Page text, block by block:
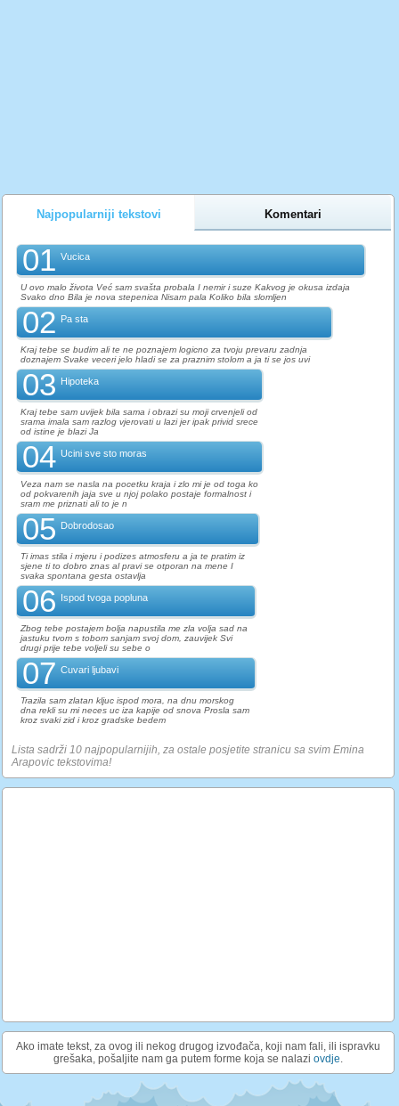
Najpopularniji tekstovi Komentari
01 Vucica
U ovo malo života Već sam svašta probala I nemir i suze Kakvog je okusa izdaja
Svako dno Bila je nova stepenica Nisam pala Koliko bila slomljen
02 Pa sta
Kraj tebe se budim ali te ne poznajem logicno za tvoju prevaru zadnja
doznajem Svake veceri jelo hladi se za praznim stolom a ja ti se jos uvi
03 Hipoteka
Kraj tebe sam uvijek bila sama i obrazi su moji crvenjeli od
srama imala sam razlog vjerovati u lazi jer ipak privid srece
od istine je blazi Ja
04 Ucini sve sto moras
Veza nam se nasla na pocetku kraja i zlo mi je od toga ko
od pokvarenih jaja sve u njoj polako postaje formalnost i
sram me priznati ali to je n
05 Dobrodosao
Ti imas stila i mjeru i podizes atmosferu a ja te pratim iz
sjene ti to dobro znas al pravi se otporan na mene I
svaka spontana gesta ostavlja
06 Ispod tvoga popluna
Zbog tebe postajem bolja napustila me zla volja sad na
jastuku tvom s tobom sanjam svoj dom, zauvijek Svi
drugi prije tebe voljeli su sebe o
07 Cuvari ljubavi
Trazila sam zlatan kljuc ispod mora, na dnu morskog
dna rekli su mi neces uc iza kapije od snova Prosla sam
kroz svaki zid i kroz gradske bedem
Lista sadrži 10 najpopularnijih, za ostale posjetite stranicu sa svim Emina
Arapovic tekstovima!
Ako imate tekst, za ovog ili nekog drugog izvođača, koji nam fali, ili ispravku
grešaka, pošaljite nam ga putem forme koja se nalazi ovdje.